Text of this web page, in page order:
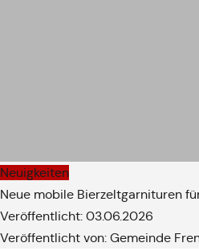
Neuigkeiten
Neue mobile Bierzeltgarnituren
Veröffentlicht: 03.06.2026
Veröffentlicht von: Gemeinde